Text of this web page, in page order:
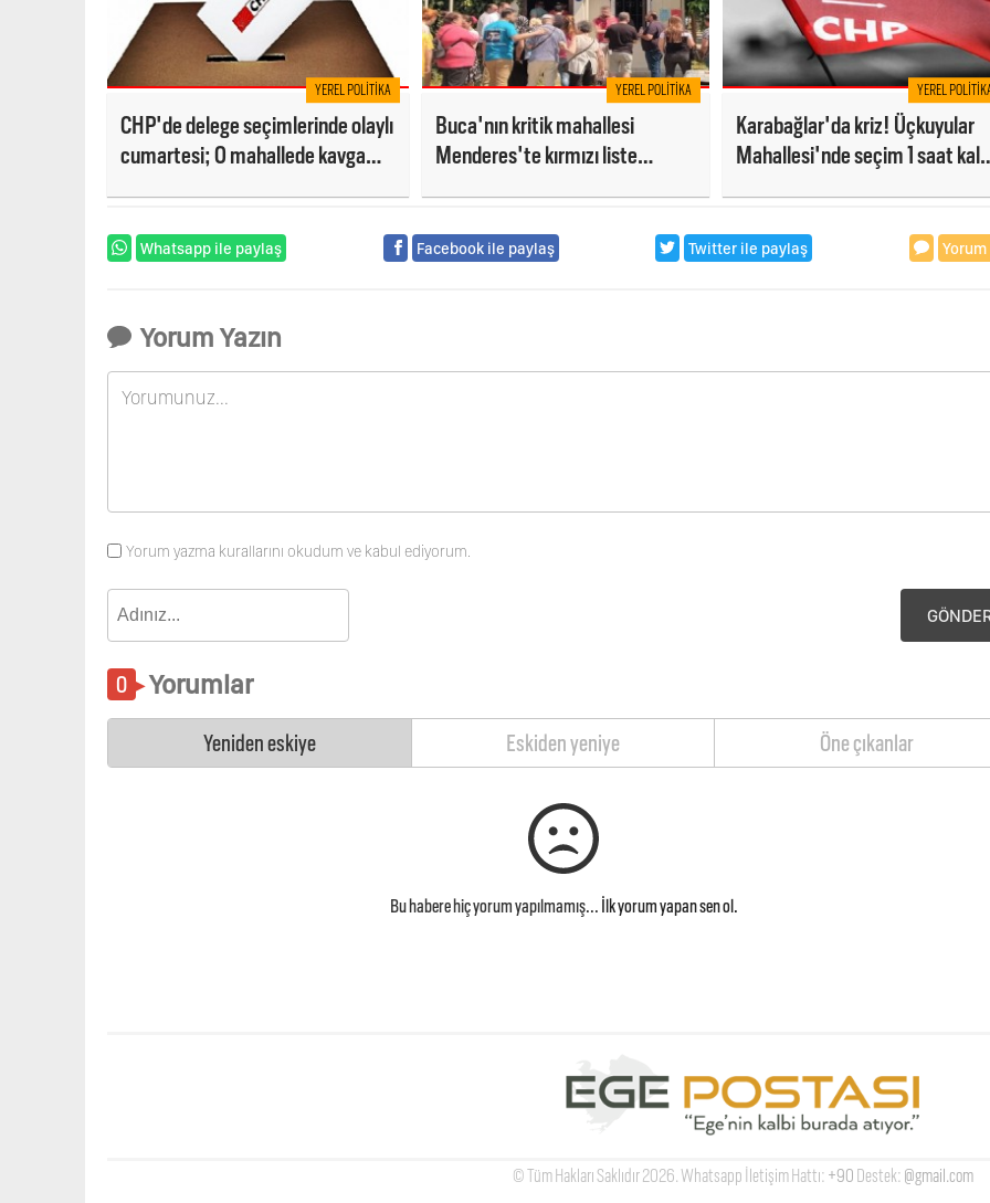
YEREL POLITIKA
CHP'de delege seçimlerinde olaylı
cumartesi; O mahallede kavga
YEREL POLITIKA
Buca'nın kritik mahallesi
Menderes'te kırmızı liste
YEREL
Karabağlar'da kriz! Üçkuyular
Mahallesi'nde seçim 1 saat kala
Whatsapp ile paylaş Facebook ile paylaş Twitter ile paylaş Yorum
Yorum Yazın
Yorum yazma kurallarını okudum ve kabul ediyorum.
Yorumlar
Yeniden eskiye Eskiden yeniye Öne çıkanlar
Bu habere hiç yorum yapılmamış... İlk yorum yapan sen ol.
© Tüm Hakları Saklıdır 2026. Whatsapp İletişim Hattı: +90 Destek: @gmail.com